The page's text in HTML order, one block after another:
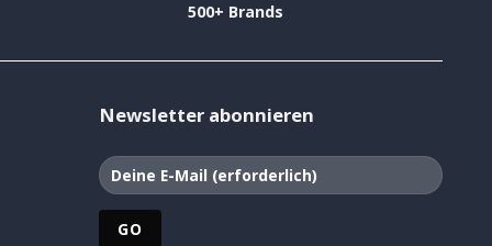
500+ Brands
Newsletter abonnieren